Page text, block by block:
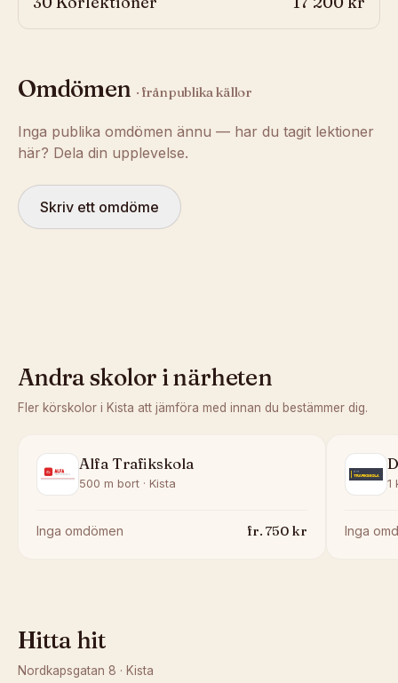
Omdömen · från publika källor
Inga publika omdömen ännu — har du tagit lektioner
här? Dela din upplevelse.
Skriv ett omdöme
Andra skolor i närheten
Fler körskolor i Kista att jämföra med innan du bestämmer dig.
Alfa Trafikskola
500 m bort · Kista
Inga omdömen fr. 750kr
1
Inga
Hitta hit
Nordkapsgatan 8 · Kista